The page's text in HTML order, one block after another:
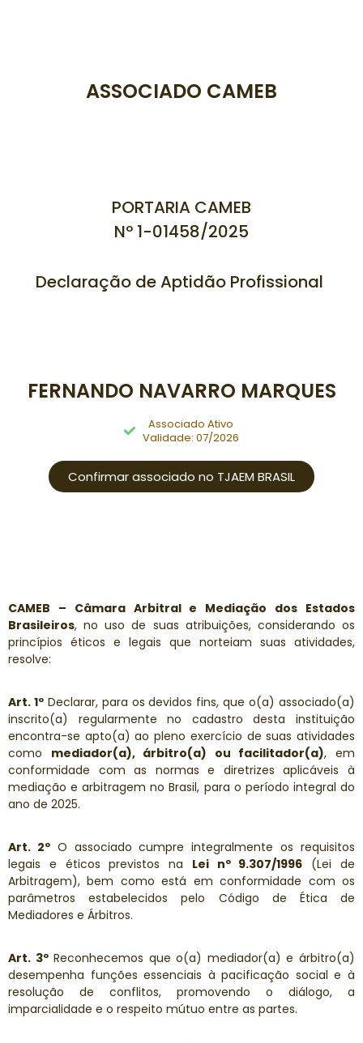
ASSOCIADO CAMEB
PORTARIA CAMEB
Nº 1-01458/2025
Declaração de Aptidão Profissional
FERNANDO NAVARRO MARQUES
Associado Ativo
Validade: 07/2026
Confirmar associado no TJAEM BRASIL
CAMEB – Câmara Arbitral e Mediação dos Estados
Brasileiros, no uso de suas atribuições, considerando os
princípios éticos e legais que norteiam suas atividades,
resolve:
Art. 1ºDeclarar, para os devidos fins, que o(a) associado(a)
inscrito(a) regularmente no cadastro desta instituição
encontra-se apto(a) ao pleno exercício de suas atividades
como mediador(a), árbitro(a) ou facilitador(a), em
conformidade com as normas e diretrizes aplicáveis à
mediação e arbitragem no Brasil, para o período integral do
ano de 2025.
Art. 2ºO associado cumpre integralmente os requisitos
legais e éticos previstos na Lei nº 9.307/1996 (Lei de
Arbitragem), bem como está em conformidade com os
parâmetros estabelecidos pelo Código de Ética de
Mediadores e Árbitros.
Art. 3ºReconhecemos que o(a) mediador(a) e árbitro(a)
desempenha funções essenciais à pacificação social e à
resolução de conflitos, promovendo o diálogo, a
imparcialidade e o respeito mútuo entre as partes.